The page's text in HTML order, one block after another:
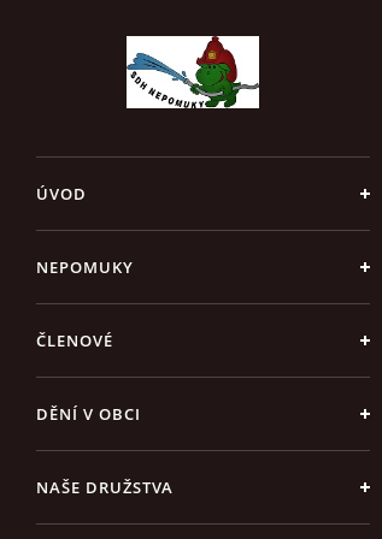
ÚVOD
NEPOMUKY
ČLENOVÉ
DĚNÍ V OBCI
NAŠE DRUŽSTVA